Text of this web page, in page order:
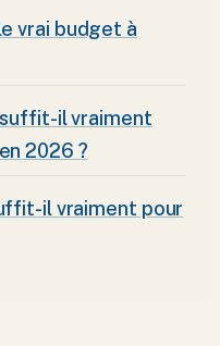
vrai budget à
il vraiment
2026 ?
il vraiment pour